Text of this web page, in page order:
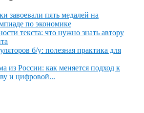
завоевали пять медалей на
по экономике
текста: что нужно знать автору
б/у: полезная практика для
из России: как меняется подход к
и цифровой...